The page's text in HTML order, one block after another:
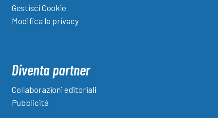
Gestisci Cookie
Modifica la privacy
Diventa partner
Collaborazioni editoriali
Pubblicità